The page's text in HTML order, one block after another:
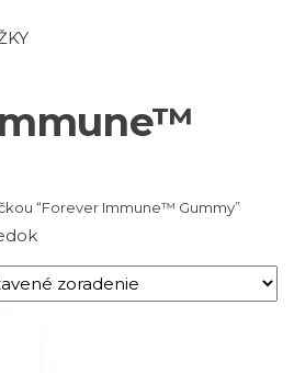
“Forever Immune™ Gummy”